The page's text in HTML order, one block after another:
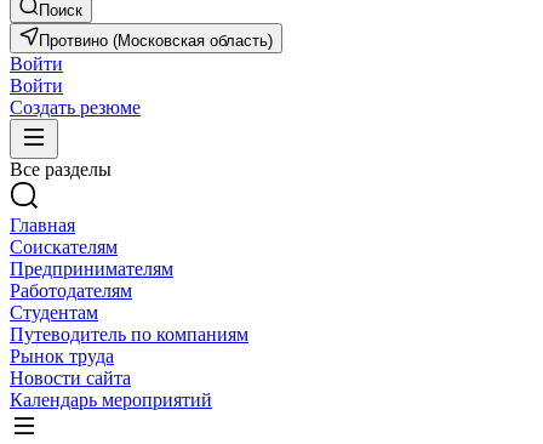
Поиск
Протвино (Московская область)
Войти
Войти
Создать резюме
Все разделы
Главная
Соискателям
Предпринимателям
Работодателям
Студентам
Путеводитель по компаниям
Рынок труда
Новости сайта
Календарь мероприятий